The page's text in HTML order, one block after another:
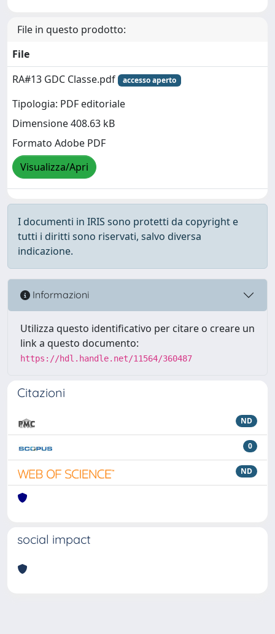
File in questo prodotto:
File
RA#13 GDC Classe.pdf
accesso aperto
Tipologia: PDF editoriale
Dimensione 408.63 kB
Formato Adobe PDF
Visualizza/Apri
I documenti in IRIS sono protetti da copyright e
tutti i diritti sono riservati, salvo diversa
indicazione.
Informazioni
Utilizza questo identificativo per citare o creare un
link a questo documento:
https://hdl.handle.net/11564/360487
Citazioni
ND
0
ND
social impact